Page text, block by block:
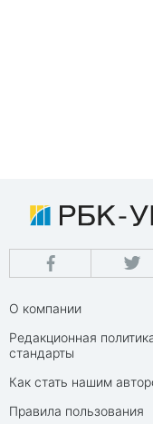
О компании
Редакционная
стандарты
Как стать нашим
Правила пользования